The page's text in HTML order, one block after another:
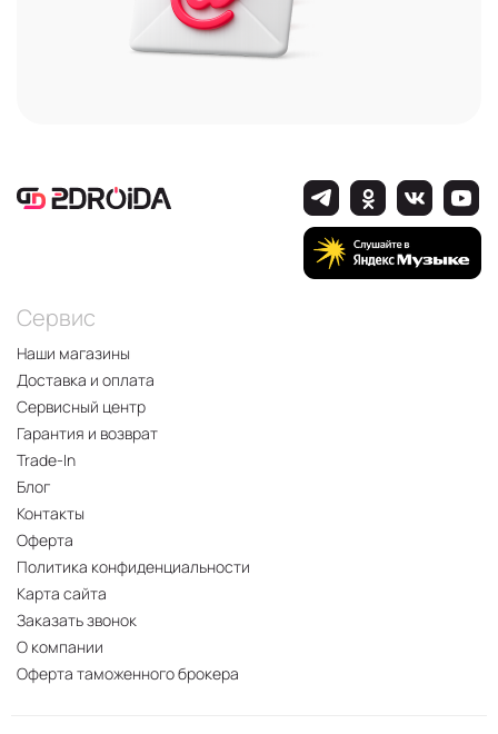
Сервис
Наши магазины
Доставка и оплата
Сервисный центр
Гарантия и возврат
Trade-In
Блог
Контакты
Оферта
Политика конфиденциальности
Карта сайта
Заказать звонок
О компании
Оферта таможенного брокера